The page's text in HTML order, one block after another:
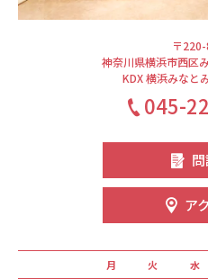
〒
神奈川県横浜市西区
KDX 横浜みなと
045-
ア
月 火 水